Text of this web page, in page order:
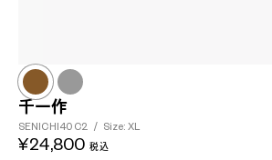
千一作
SENICHI40 C2 / Size: XL
¥24,800 税込